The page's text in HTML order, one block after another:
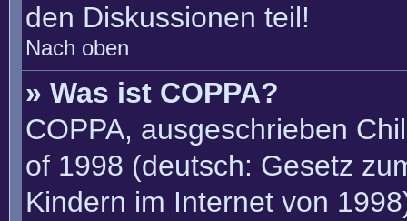
den Diskussionen teil!
Nach oben
» Was ist COPPA?
COPPA, ausgeschrieben
of 1998 (deutsch: Gesetz
Kindern im Internet von